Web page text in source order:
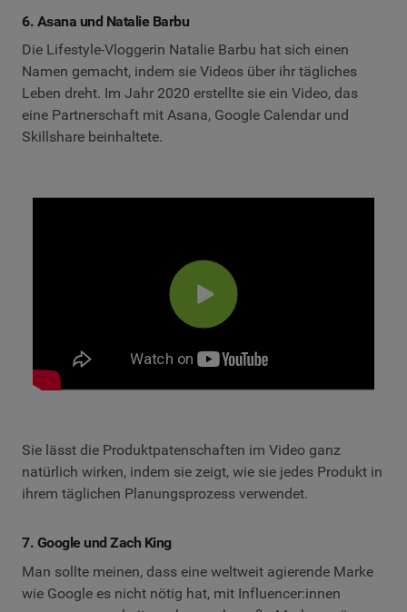
6. Asana und Natalie Barbu
Die Lifestyle-Vloggerin Natalie Barbu hat sich einen
Namen gemacht, indem sie Videos über ihr tägliches
Leben dreht. Im Jahr 2020 erstellte sie ein Video, das
eine Partnerschaft mit Asana, Google Calendar und
Skillshare beinhaltete.
Sie lässt die Produktpatenschaften im Video ganz
natürlich wirken, indem sie zeigt, wie sie jedes Produkt in
ihrem täglichen Planungsprozess verwendet.
7. Google und Zach King
Man sollte meinen, dass eine weltweit agierende Marke
wie Google es nicht nötig hat, mit Influencer:innen